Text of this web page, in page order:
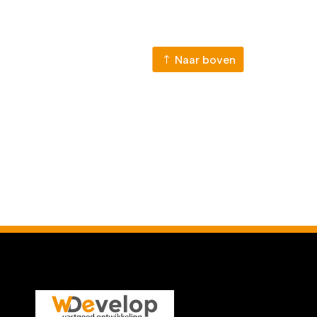
Naar boven